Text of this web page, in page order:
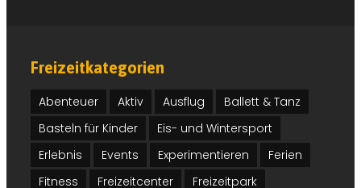
Freizeitkategorien
Abenteuer Aktiv Ausflug
Ballett & Tanz
Basteln für Kinder
Eis- und Wintersport
Erlebnis
Events Experimentieren
Ferien
Fitness
Freizeitcenter
Freizeitpark